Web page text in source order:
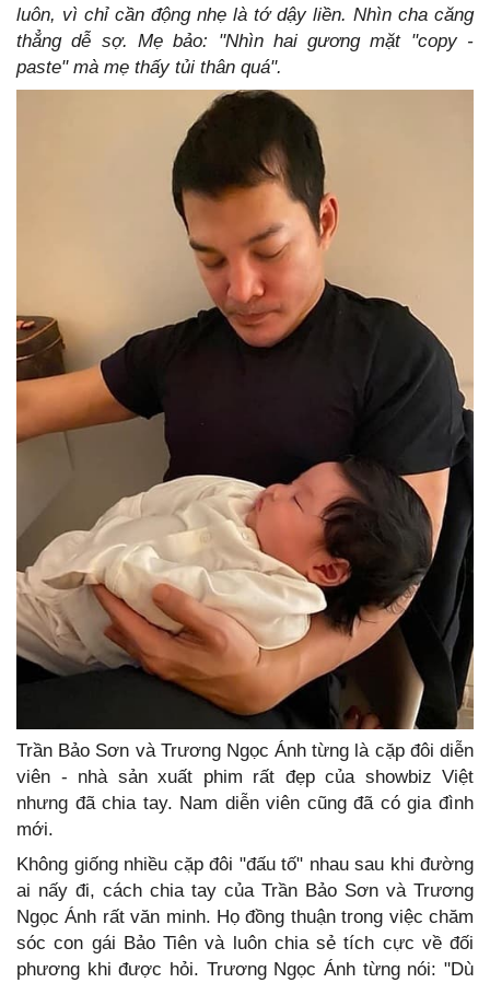
luôn, vì chỉ cần động nhẹ là tớ dậy liền. Nhìn cha căng
thẳng dễ sợ. Mẹ bảo: "Nhìn hai gương mặt "copy -
paste" mà mẹ thấy tủi thân quá".
Trần Bảo Sơn và Trương Ngọc Ánh từng là cặp đôi diễn
viên - nhà sản xuất phim rất đẹp của showbiz Việt
nhưng đã chia tay. Nam diễn viên cũng đã có gia đình
mới.
Không giống nhiều cặp đôi "đấu tố" nhau sau khi đường
ai nấy đi, cách chia tay của Trần Bảo Sơn và Trương
Ngọc Ánh rất văn minh. Họ đồng thuận trong việc chăm
sóc con gái Bảo Tiên và luôn chia sẻ tích cực về đối
phương khi được hỏi. Trương Ngọc Ánh từng nói: "Dù